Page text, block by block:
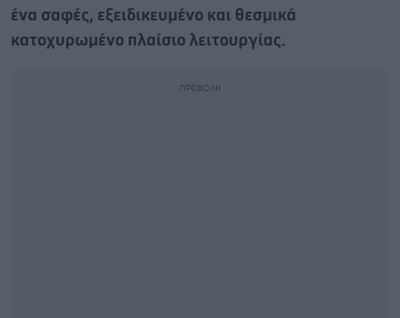
ένα σαφές, εξειδικευμένο και θεσμικά
κατοχυρωμένο πλαίσιο λειτουργίας.